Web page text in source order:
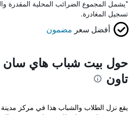
*يشمل المجموع الضرائب المحلية المقدرة
تسجيل المغادرة.
أفضل سعر مضمون
حول بيت شباب هاي سان
تاون
يقع نزل الطلاب والشباب هذا في مركز